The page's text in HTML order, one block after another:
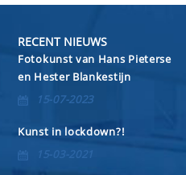
RECENT NIEUWS
Fotokunst van Hans Pieterse
en Hester Blankestijn
15-07-2023
Kunst in lockdown?!
15-03-2021